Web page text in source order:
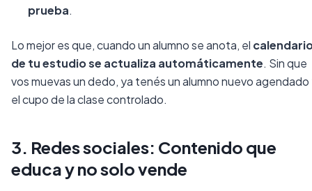
prueba.
Lo mejor es que, cuando un alumno se anota, el
de tu estudio se actualiza automáticamente. Sin que
vos muevas un dedo, ya tenés un alumno nuevo agendado
el cupo de la clase controlado.
3. Redes sociales: Contenido que
educa y no solo vende